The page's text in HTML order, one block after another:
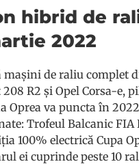
hibrid de
2022
mașini de raliu complet
208 R2 și Opel Corsa-e,
Oprea va puncta în
Trofeul Balcanic FIA
100% electrică Cupa
ei cuprinde peste 10